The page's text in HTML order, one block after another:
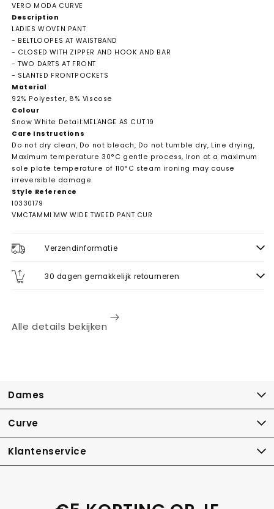
VERO MODA CURVE
Description
LADIES WOVEN PANT
- BELTLOOPES AT WAISTBAND
- CLOSED WITH ZIPPER AND HOOK AND BAR
- TWO DARTS AT FRONT
- SLANTED FRONTPOCKETS
Material
92% Polyester, 8% Viscose
Colour
Snow White Detail:MELANGE AS CUT 19
Care Instructions
Do not dry clean, Do not bleach, Do not tumble dry, Line drying,
Maximum temperature 30°C gentle process, Iron at a maximum
sole plate temperature of 110°C steam ironing may cause
irreversible damage
Style Reference
10330179
VMCTAMMI MW WIDE TWEED PANT CUR
Verzendinformatie
30 dagen gemakkelijk retourneren
Alle details bekijken
Dames
Curve
Klantenservice